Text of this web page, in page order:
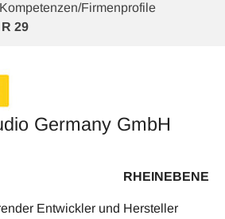
Firmenprofile
R 29
Germany GmbH
R 29
Entwickler und Hersteller